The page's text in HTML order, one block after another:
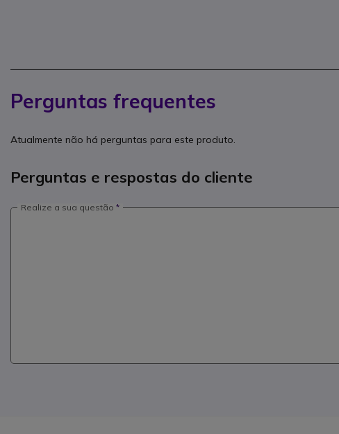
Perguntas frequentes
Atualmente não há perguntas para este produto.
Perguntas e respostas do cliente
Realize a sua questão